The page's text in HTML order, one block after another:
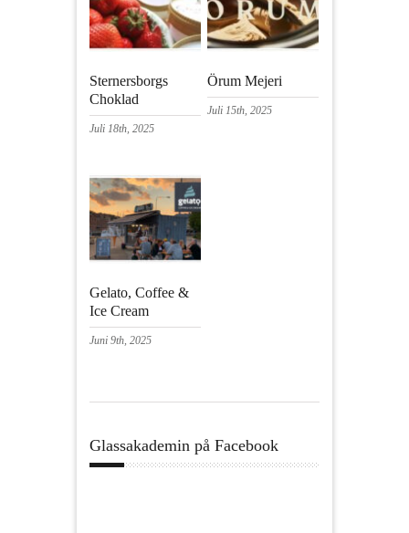
Sternersborgs
Choklad
Juli 18th, 2025
Örum Mejeri
Juli 15th, 2025
Gelato, Coffee &
Ice Cream
Juni 9th, 2025
Glassakademin på Facebook